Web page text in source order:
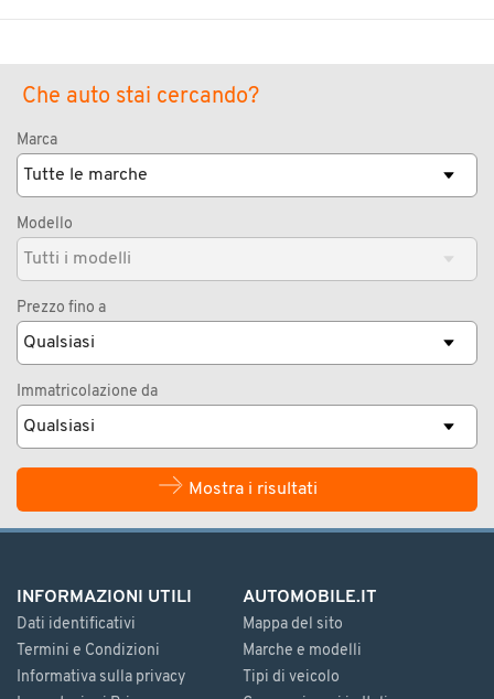
Che auto stai cercando?
Marca
Modello
Prezzo fino a
Immatricolazione da
Mostra i risultati
INFORMAZIONI UTILI
Dati identificativi
Termini e Condizioni
Informativa sulla privacy
AUTOMOBILE.IT
Mappa del sito
Marche e modelli
Tipi di veicolo